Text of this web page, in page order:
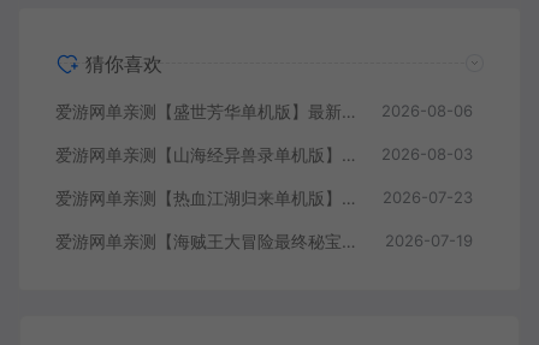
猜你喜欢
爱游网单亲测【盛世芳华单机版】最新整理宫斗养成回合抽卡多区跨服代金券内购虚拟机一键端视频教学+linux手工外网端文本教学 2026-08-06
爱游网单亲测【山海经异兽录单机版】最新整理11赛季代金券内购版 带GM物品充值后台 模拟器手游 解压一键端 视频安装教学+手工端文本教学 2026-08-03
爱游网单亲测【热血江湖归来单机版】最新整理7职业精修多项修复 带网页GM物品后台 代金券内购 虚拟机一键端视频安装教学+手工端文本教学 2026-07-23
爱游网单亲测【海贼王大冒险最终秘宝】最新整理单机修复版 带网页GM充值物品后台 回合制抽卡模拟器手游 虚拟机一键端视频教学+手工端文本教学 2026-07-19